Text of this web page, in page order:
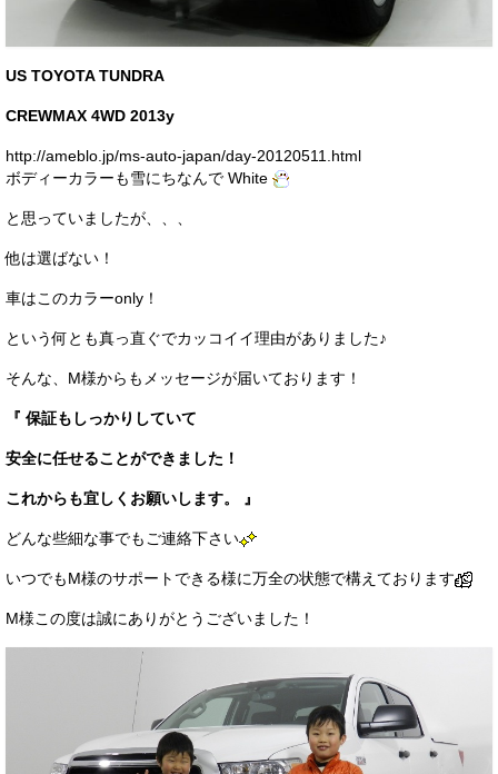
お客様の声
お問い合わせ
メールフォーム
電話はこちら
US TOYOTA TUNDRA
CREWMAX 4WD 2013y
http://ameblo.jp/ms-auto-japan/day-20120511.html
ボディーカラーも雪にちなんで White
と思っていましたが、、、
他は選ばない！
車はこのカラーonly！
という何とも真っ直ぐでカッコイイ理由がありました♪
そんな、M様からもメッセージが届いております！
『 保証もしっかりしていて
安全に任せることができました！
これからも宜しくお願いします。 』
どんな些細な事でもご連絡下さい
いつでもM様のサポートできる様に万全の状態で構えております
M様この度は誠にありがとうございました！